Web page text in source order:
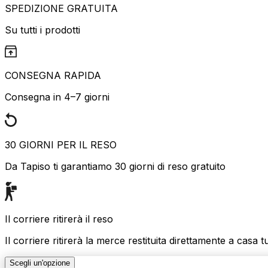
SPEDIZIONE GRATUITA
Su tutti i prodotti
CONSEGNA RAPIDA
Consegna in 4–7 giorni
30 GIORNI PER IL RESO
Da Tapiso ti garantiamo 30 giorni di reso gratuito
Il corriere ritirerà il reso
Il corriere ritirerà la merce restituita direttamente a casa
Scegli un'opzione